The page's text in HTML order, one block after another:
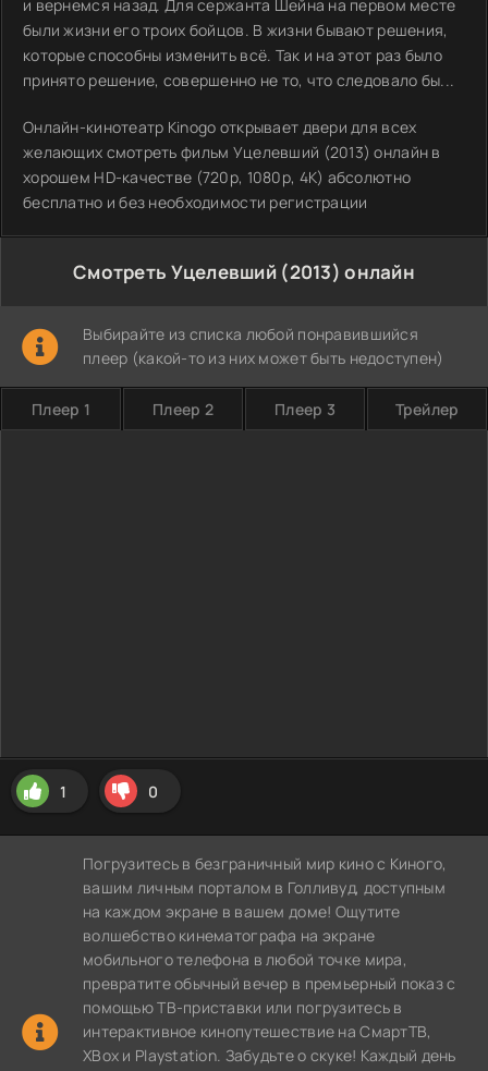
и вернемся назад. Для сержанта Шейна на первом месте
были жизни его троих бойцов. В жизни бывают решения,
которые способны изменить всё. Так и на этот раз было
принято решение, совершенно не то, что следовало бы...
Онлайн-кинотеатр Kinogo открывает двери для всех
желающих смотреть фильм Уцелевший (2013) онлайн в
хорошем HD-качестве (720p, 1080p, 4K) абсолютно
бесплатно и без необходимости регистрации
Смотреть Уцелевший (2013) онлайн
Выбирайте из списка любой понравившийся
плеер (какой-то из них может быть недоступен)
Плеер 1 Плеер 2 Плеер 3 Трейлер
1 0
Погрузитесь в безграничный мир кино с Киного,
вашим личным порталом в Голливуд, доступным
на каждом экране в вашем доме! Ощутите
волшебство кинематографа на экране
мобильного телефона в любой точке мира,
превратите обычный вечер в премьерный показ с
помощью ТВ-приставки или погрузитесь в
интерактивное кинопутешествие на СмартТВ,
XBox и Playstation. Забудьте о скуке! Каждый день